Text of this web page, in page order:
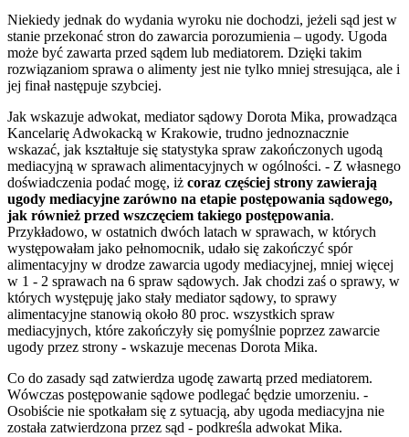
Niekiedy jednak do wydania wyroku nie dochodzi, jeżeli sąd jest w
stanie przekonać stron do zawarcia porozumienia – ugody. Ugoda
może być zawarta przed sądem lub mediatorem. Dzięki takim
rozwiązaniom sprawa o alimenty jest nie tylko mniej stresująca, ale i
jej finał następuje szybciej.
Jak wskazuje adwokat, mediator sądowy Dorota Mika, prowadząca
Kancelarię Adwokacką w Krakowie, trudno jednoznacznie
wskazać, jak kształtuje się statystyka spraw zakończonych ugodą
mediacyjną w sprawach alimentacyjnych w ogólności. - Z własnego
doświadczenia podać mogę, iż coraz częściej strony zawierają
ugody mediacyjne zarówno na etapie postępowania sądowego,
jak również przed wszczęciem takiego postępowania.
Przykładowo, w ostatnich dwóch latach w sprawach, w których
występowałam jako pełnomocnik, udało się zakończyć spór
alimentacyjny w drodze zawarcia ugody mediacyjnej, mniej więcej
w 1 - 2 sprawach na 6 spraw sądowych. Jak chodzi zaś o sprawy, w
których występuję jako stały mediator sądowy, to sprawy
alimentacyjne stanowią około 80 proc. wszystkich spraw
mediacyjnych, które zakończyły się pomyślnie poprzez zawarcie
ugody przez strony - wskazuje mecenas Dorota Mika.
Co do zasady sąd zatwierdza ugodę zawartą przed mediatorem.
Wówczas postępowanie sądowe podlegać będzie umorzeniu. -
Osobiście nie spotkałam się z sytuacją, aby ugoda mediacyjna nie
została zatwierdzona przez sąd - podkreśla adwokat Mika.